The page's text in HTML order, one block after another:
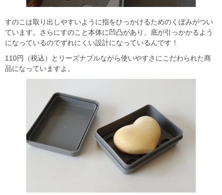
すのこは取り出しやすいように指をひっかけるためのくぼみがつい
ています。さらにすのこと本体に凹凸があり、底が引っかかるよう
になっているのでずれにくい設計になっているんです！
110円（税込）とリーズナブルながら使いやすさにこだわられた商
品になっていますよ。